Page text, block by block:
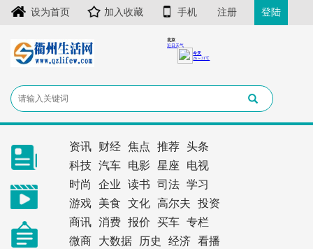
设为首页 加入收藏 手机 注册 登陆
资讯 财经 焦点 推荐
头条
科技
汽车 电影 星座
电视
时尚
企业 读书 司法
学习
游戏
美食 文化 高尔夫
投资
商讯
消费 报价 买车
专栏
微商
大数据 历史 经济 看播